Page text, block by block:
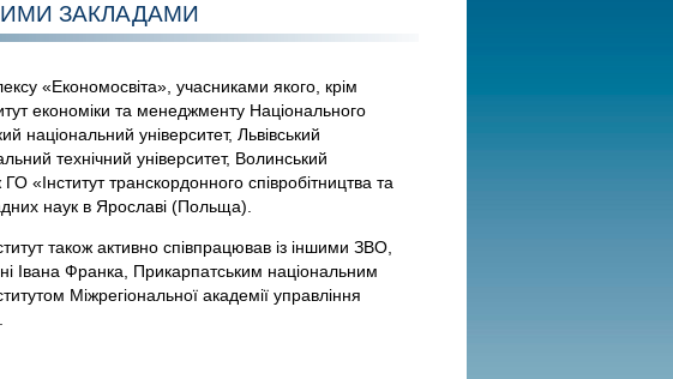
ЗАКЛАДАМИ
«Економосвіта», учасниками якого, крім
економіки та менеджменту Національного
національний університет, Львівський
технічний університет, Волинський
«Інститут транскордонного співробітництва та
наук в Ярославі (Польща).
також активно співпрацював із іншими ЗВО,
Івана Франка, Прикарпатським національним
Міжрегіональної академії управління